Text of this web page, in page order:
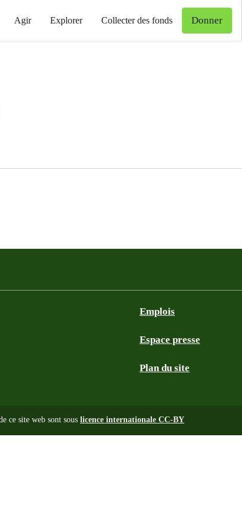
Agir Explorer Collecter des fonds Donner
Emplois
Espace presse
Plan du site
ce site web sont sous licence internationale CC-BY